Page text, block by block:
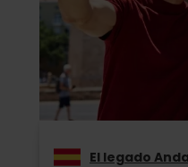
El legado